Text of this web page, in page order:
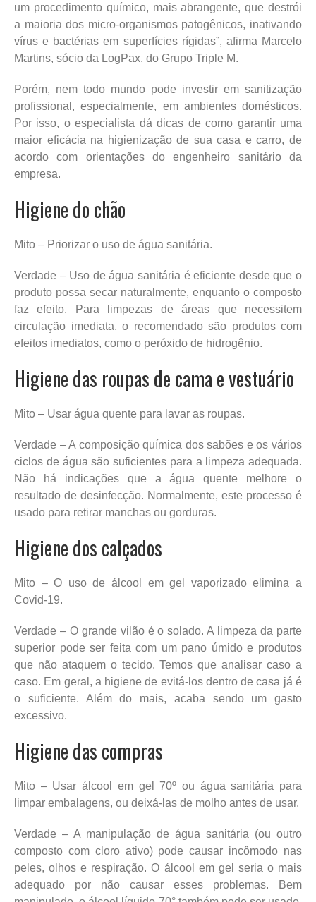
um procedimento químico, mais abrangente, que destrói
a maioria dos micro-organismos patogênicos, inativando
vírus e bactérias em superfícies rígidas”, afirma Marcelo
Martins, sócio da LogPax, do Grupo Triple M.
Porém, nem todo mundo pode investir em sanitização
profissional, especialmente, em ambientes domésticos.
Por isso, o especialista dá dicas de como garantir uma
maior eficácia na higienização de sua casa e carro, de
acordo com orientações do engenheiro sanitário da
empresa.
Higiene do chão
Mito – Priorizar o uso de água sanitária.
Verdade – Uso de água sanitária é eficiente desde que o
produto possa secar naturalmente, enquanto o composto
faz efeito. Para limpezas de áreas que necessitem
circulação imediata, o recomendado são produtos com
efeitos imediatos, como o peróxido de hidrogênio.
Higiene das roupas de cama e vestuário
Mito – Usar água quente para lavar as roupas.
Verdade – A composição química dos sabões e os vários
ciclos de água são suficientes para a limpeza adequada.
Não há indicações que a água quente melhore o
resultado de desinfecção. Normalmente, este processo é
usado para retirar manchas ou gorduras.
Higiene dos calçados
Mito – O uso de álcool em gel vaporizado elimina a
Covid-19.
Verdade – O grande vilão é o solado. A limpeza da parte
superior pode ser feita com um pano úmido e produtos
que não ataquem o tecido. Temos que analisar caso a
caso. Em geral, a higiene de evitá-los dentro de casa já é
o suficiente. Além do mais, acaba sendo um gasto
excessivo.
Higiene das compras
Mito – Usar álcool em gel 70º ou água sanitária para
limpar embalagens, ou deixá-las de molho antes de usar.
Verdade – A manipulação de água sanitária (ou outro
composto com cloro ativo) pode causar incômodo nas
peles, olhos e respiração. O álcool em gel seria o mais
adequado por não causar esses problemas. Bem